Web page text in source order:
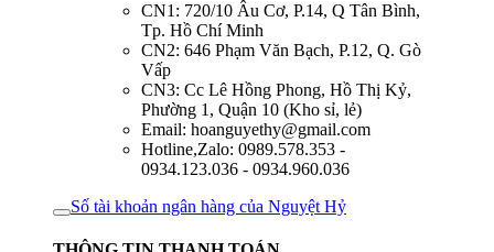
CN1: 720/10 Âu Cơ, P.14, Q Tân Bình,
Tp. Hồ Chí Minh
CN2: 646 Phạm Văn Bạch, P.12, Q. Gò
Vấp
CN3: Cc Lê Hồng Phong, Hồ Thị Kỷ,
Phường 1, Quận 10 (Kho sỉ, lẻ)
Email: hoanguyethy@gmail.com
Hotline,Zalo: 0989.578.353 -
0934.123.036 - 0934.960.036
Số tài khoản ngân hàng của Nguyệt Hỷ